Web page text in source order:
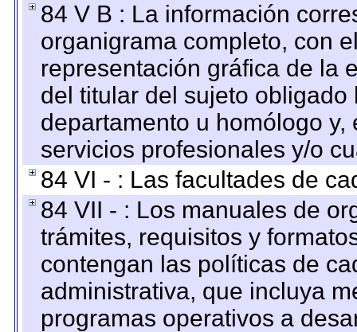
84 V B : La información
organigrama completo, con
representación gráfica de la
del titular del sujeto
departamento u homólogo
servicios profesionales y/o
84 VI - : Las facultades de
84 VII - : Los manuales de
trámites, requisitos y
contengan las políticas de
administrativa, que incluya
programas operativos a